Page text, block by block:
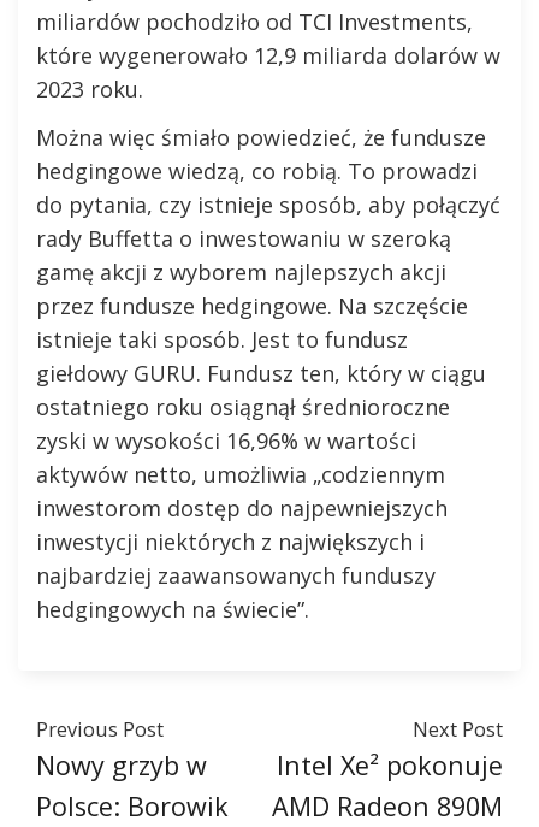
miliardów pochodziło od TCI Investments,
które wygenerowało 12,9 miliarda dolarów w
2023 roku.
Można więc śmiało powiedzieć, że fundusze
hedgingowe wiedzą, co robią. To prowadzi
do pytania, czy istnieje sposób, aby połączyć
rady Buffetta o inwestowaniu w szeroką
gamę akcji z wyborem najlepszych akcji
przez fundusze hedgingowe. Na szczęście
istnieje taki sposób. Jest to fundusz
giełdowy GURU. Fundusz ten, który w ciągu
ostatniego roku osiągnął średnioroczne
zyski w wysokości 16,96% w wartości
aktywów netto, umożliwia „codziennym
inwestorom dostęp do najpewniejszych
inwestycji niektórych z największych i
najbardziej zaawansowanych funduszy
hedgingowych na świecie”.
Previous Post
Nowy grzyb w
Polsce: Borowik
Next Post
Intel Xe² pokonuje
AMD Radeon 890M